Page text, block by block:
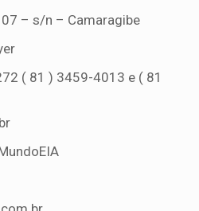
– s/n – Camaragibe
( 81 ) 3459-4013 e ( 81